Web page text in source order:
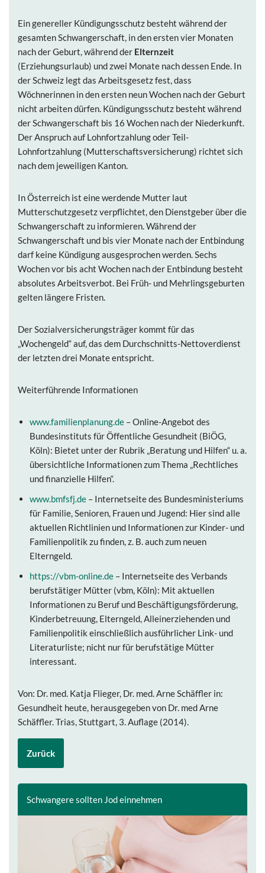
Ein genereller Kündigungsschutz besteht während der
gesamten Schwangerschaft, in den ersten vier Monaten
nach der Geburt, während der Elternzeit
(Erziehungsurlaub) und zwei Monate nach dessen Ende. In
der Schweiz legt das Arbeitsgesetz fest, dass
Wöchnerinnen in den ersten neun Wochen nach der Geburt
nicht arbeiten dürfen. Kündigungsschutz besteht während
der Schwangerschaft bis 16 Wochen nach der Niederkunft.
Der Anspruch auf Lohnfortzahlung oder Teil-
Lohnfortzahlung (Mutterschaftsversicherung) richtet sich
nach dem jeweiligen Kanton.
In Österreich ist eine werdende Mutter laut
Mutterschutzgesetz verpflichtet, den Dienstgeber über die
Schwangerschaft zu informieren. Während der
Schwangerschaft und bis vier Monate nach der Entbindung
darf keine Kündigung ausgesprochen werden. Sechs
Wochen vor bis acht Wochen nach der Entbindung besteht
absolutes Arbeitsverbot. Bei Früh- und Mehrlingsgeburten
gelten längere Fristen.
Der Sozialversicherungsträger kommt für das
„Wochengeld“ auf, das dem Durchschnitts-Nettoverdienst
der letzten drei Monate entspricht.
Weiterführende Informationen
www.familienplanung.de – Online-Angebot des
Bundesinstituts für Öffentliche Gesundheit (BiÖG,
Köln): Bietet unter der Rubrik „Beratung und Hilfen“ u. a.
übersichtliche Informationen zum Thema „Rechtliches
und finanzielle Hilfen“.
www.bmfsfj.de – Internetseite des Bundesministeriums
für Familie, Senioren, Frauen und Jugend: Hier sind alle
aktuellen Richtlinien und Informationen zur Kinder- und
Familienpolitik zu finden, z. B. auch zum neuen
Elterngeld.
https://vbm-online.de – Internetseite des Verbands
berufstätiger Mütter (vbm, Köln): Mit aktuellen
Informationen zu Beruf und Beschäftigungsförderung,
Kinderbetreuung, Elterngeld, Alleinerziehenden und
Familienpolitik einschließlich ausführlicher Link- und
Literaturliste; nicht nur für berufstätige Mütter
interessant.
Von: Dr. med. Katja Flieger, Dr. med. Arne Schäffler in:
Gesundheit heute, herausgegeben von Dr. med Arne
Schäffler. Trias, Stuttgart, 3. Auflage (2014).
Zurück
Schwangere sollten Jod einnehmen